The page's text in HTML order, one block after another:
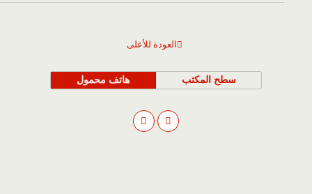
العودة للأعلى
هاتف محمول سطح المكتب